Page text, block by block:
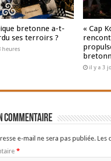
bretonne a-t-
ses terroirs ?
heures
« Cap
il y a 3
commentaire
e-mail ne sera pas publiée. Les
*